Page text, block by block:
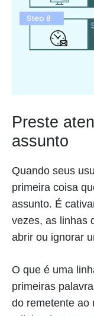
Preste
assunto
Quando seus
primeira coisa
assunto. É
vezes, as linhas
abrir ou ignorar
O que é uma
primeiras
do remetente ao